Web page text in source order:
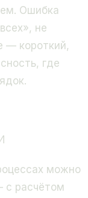
Ошибка
не
— короткий,
где
можно
с расчётом